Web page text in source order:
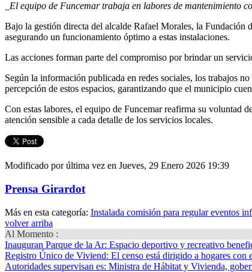
_El equipo de Funcemar trabaja en labores de mantenimiento
Bajo la gestión directa del alcalde Rafael Morales, la Fundación
asegurando un funcionamiento óptimo a estas instalaciones.
Las acciones forman parte del compromiso por brindar un
Según la información publicada en redes sociales, los trabajos
percepción de estos espacios, garantizando que el municipio
Con estas labores, el equipo de Funcemar reafirma su voluntad
atención sensible a cada detalle de los servicios locales.
Modificado por última vez en Jueves, 29 Enero 2026 19:39
Prensa Girardot
Más en esta categoría: Instalada comisión para regular eventos
volver arriba
Al Momento :
Inauguran Parque de la Ar: Espacio deportivo y recreativo
Registro Único de Viviend: El censo está dirigido a hogares
Autoridades supervisan es: Ministra de Hábitat y Vivienda,